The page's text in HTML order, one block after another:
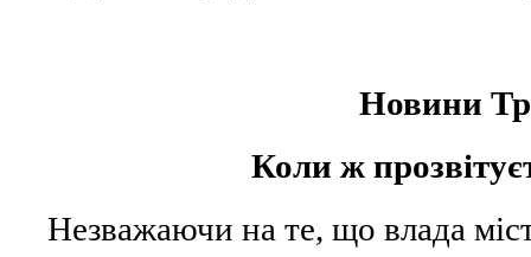
Новини
Коли ж
Незважаючи на те, що влада